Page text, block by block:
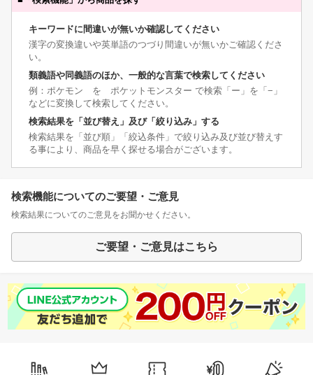
キーワードに間違いが無いか確認してください
漢字の変換違いや英単語のつづり間違いが無いかご確認くださ
い。
類義語や同義語のほか、一般的な言葉で検索してください
例：ポケモン を ポケットモンスター で検索「ー」を「−」
などに変換して検索してください。
検索結果を「並び替え」及び「絞り込み」する
検索結果を「並び順」「絞込条件」で絞り込み及び並び替えす
る事により、商品を早く探せる場合がございます。
検索機能についてのご要望・ご意見
検索結果についてのご意見をお聞かせください。
ご要望・ご意見はこちら